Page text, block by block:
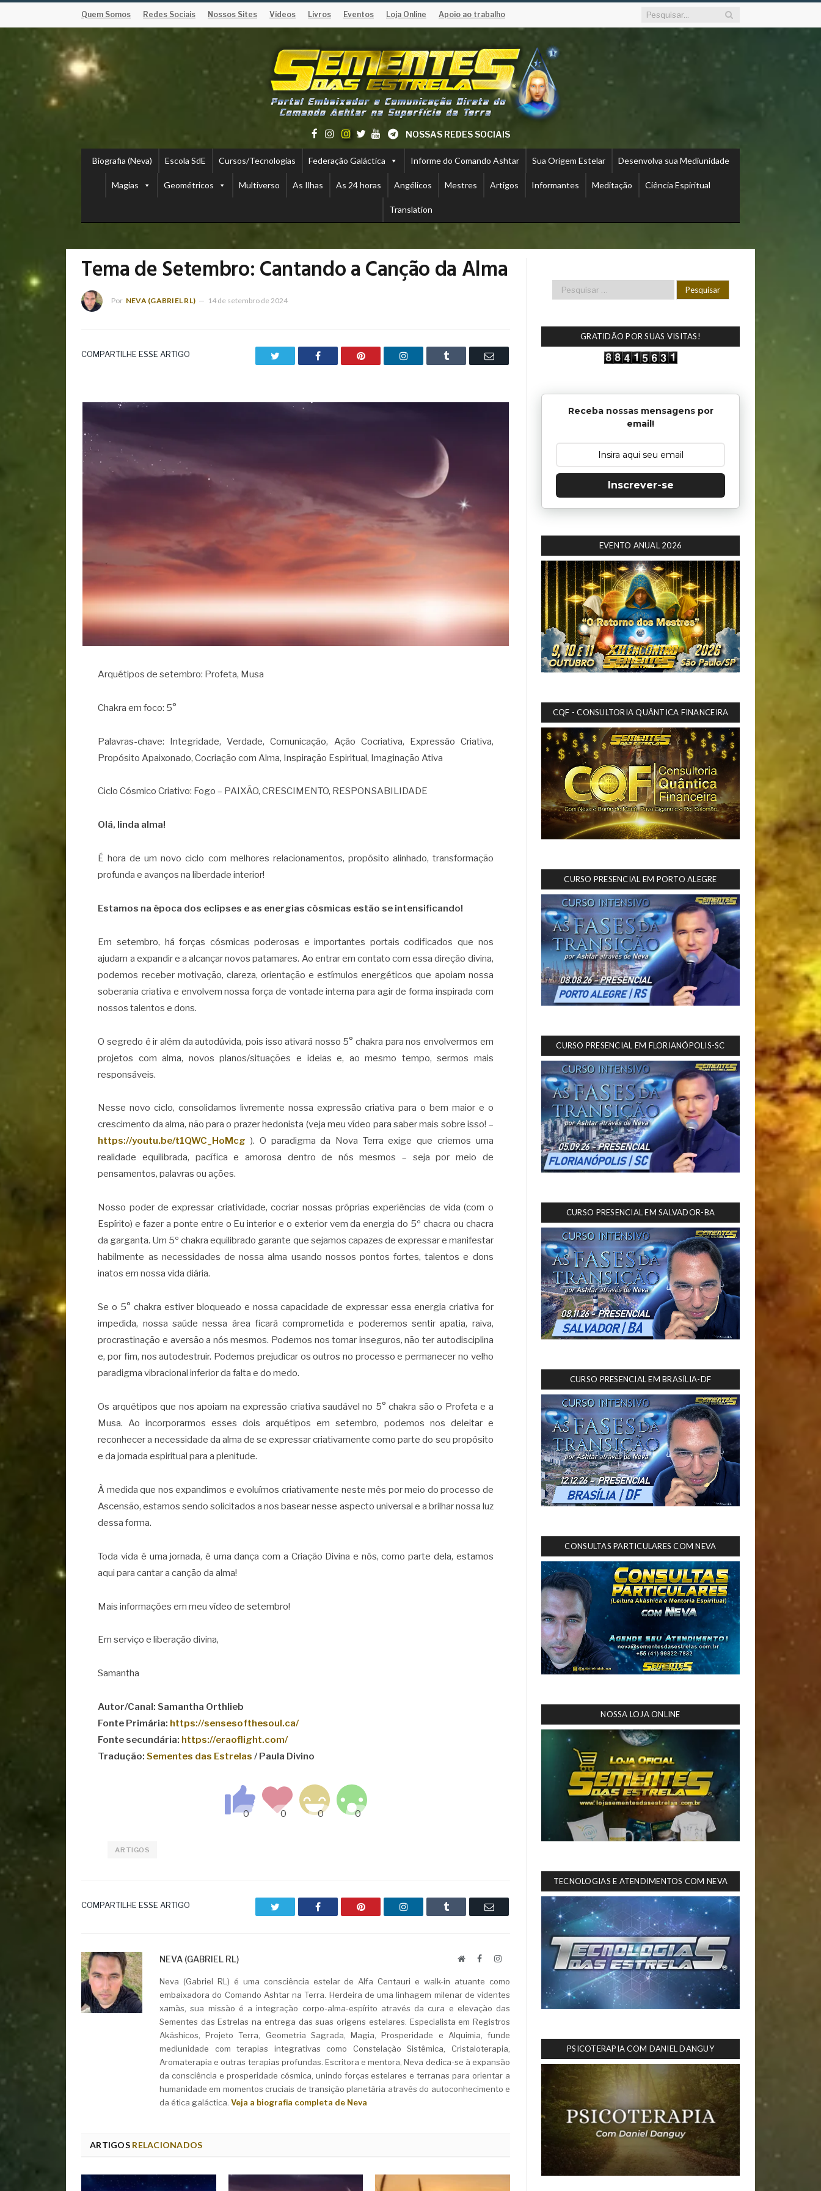
Quem Somos Redes Sociais Nossos Sites Vídeos Livros Eventos Loja Online Apoio ao trabalho
NOSSAS REDES SOCIAIS
Biografia (Neva) Escola SdE Cursos/Tecnologias Federação Galáctica Informe do Comando Ashtar Sua Origem Estelar Desenvolva sua Mediunidade
Magias Geométricos Multiverso As Ilhas As 24 horas Angélicos Mestres Artigos Informantes Meditação Ciência Espiritual
Translation
Tema de Setembro: Cantando a Canção da Alma
Por NEVA (GABRIEL RL) 14 de setembro de 2024
COMPARTILHE ESSE ARTIGO Facebook Pinterest LinkedIn Tumblr Email
Arquétipos de setembro: Profeta, Musa
Chakra em foco: 5°
Palavras-chave: Integridade, Verdade, Comunicação, Ação Cocriativa, Expressão Criativa,
Propósito Apaixonado, Cocriação com Alma, Inspiração Espiritual, Imaginação Ativa
Ciclo Cósmico Criativo: Fogo – PAIXÃO, CRESCIMENTO, RESPONSABILIDADE
Olá, linda alma!
É hora de um novo ciclo com melhores relacionamentos, propósito alinhado, transformação
profunda e avanços na liberdade interior!
Estamos na época dos eclipses e as energias cósmicas estão se intensificando!
Em setembro, há forças cósmicas poderosas e importantes portais codificados que nos
ajudam a expandir e a alcançar novos patamares. Ao entrar em contato com essa direção divina,
podemos receber motivação, clareza, orientação e estímulos energéticos que apoiam nossa
soberania criativa e envolvem nossa força de vontade interna para agir de forma inspirada com
nossos talentos e dons.
O segredo é ir além da autodúvida, pois isso ativará nosso 5° chakra para nos envolvermos em
projetos com alma, novos planos/situações e ideias e, ao mesmo tempo, sermos mais
responsáveis.
Nesse novo ciclo, consolidamos livremente nossa expressão criativa para o bem maior e o
crescimento da alma, não para o prazer hedonista (veja meu vídeo para saber mais sobre isso! –
https://youtu.be/t1QWC_HoMcg ). O paradigma da Nova Terra exige que criemos uma
realidade equilibrada, pacífica e amorosa dentro de nós mesmos – seja por meio de
pensamentos, palavras ou ações.
Nosso poder de expressar criatividade, cocriar nossas próprias experiências de vida (com o
Espírito) e fazer a ponte entre o Eu interior e o exterior vem da energia do 5º chacra ou chacra
da garganta. Um 5º chakra equilibrado garante que sejamos capazes de expressar e manifestar
habilmente as necessidades de nossa alma usando nossos pontos fortes, talentos e dons
inatos em nossa vida diária.
Se o 5° chakra estiver bloqueado e nossa capacidade de expressar essa energia criativa for
impedida, nossa saúde nessa área ficará comprometida e poderemos sentir apatia, raiva,
procrastinação e aversão a nós mesmos. Podemos nos tornar inseguros, não ter autodisciplina
e, por fim, nos autodestruir. Podemos prejudicar os outros no processo e permanecer no velho
paradigma vibracional inferior da falta e do medo.
Os arquétipos que nos apoiam na expressão criativa saudável no 5° chakra são o Profeta e a
Musa. Ao incorporarmos esses dois arquétipos em setembro, podemos nos deleitar e
reconhecer a necessidade da alma de se expressar criativamente como parte do seu propósito
e da jornada espiritual para a plenitude.
À medida que nos expandimos e evoluímos criativamente neste mês por meio do processo de
Ascensão, estamos sendo solicitados a nos basear nesse aspecto universal e a brilhar nossa luz
dessa forma.
Toda vida é uma jornada, é uma dança com a Criação Divina e nós, como parte dela, estamos
aqui para cantar a canção da alma!
Mais informações em meu vídeo de setembro!
Em serviço e liberação divina,
Samantha
Autor/Canal: Samantha Orthlieb
Fonte Primária: https://sensesofthesoul.ca/
Fonte secundária: https://eraoflight.com/
Tradução:Sementes das Estrelas / Paula Divino
ARTIGOS
COMPARTILHE ESSE ARTIGO Facebook Pinterest LinkedIn Tumblr Email
NEVA (GABRIEL RL) WebsiteFacebookLinkedIn
Neva (Gabriel RL) é uma consciência estelar de Alfa Centauri e walk-in atuante como
embaixadora do Comando Ashtar na Terra. Herdeira de uma linhagem milenar de videntes
xamãs, sua missão é a integração corpo-alma-espírito através da cura e elevação das
Sementes das Estrelas na entrega das suas origens estelares. Especialista em Registros
Akáshicos, Projeto Terra, Geometria Sagrada, Magia, Prosperidade e Alquimia, funde
mediunidade com terapias integrativas como Constelação Sistêmica, Cristaloterapia,
Aromaterapia e outras terapias profundas. Escritora e mentora, Neva dedica-se à expansão
da consciência e prosperidade cósmica, unindo forças estelares e terranas para orientar a
humanidade em momentos cruciais de transição planetária através do autoconhecimento e
da ética galáctica. Veja a biografia completa de Neva
ARTIGOSRELACIONADOS
GRATIDÃO POR SUAS VISITAS!
Receba nossas mensagens por
email!
Inscrever-se
EVENTO ANUAL 2026
CQF - CONSULTORIA QUÂNTICA FINANCEIRA
CURSO PRESENCIAL EM PORTO ALEGRE
CURSO PRESENCIAL EM FLORIANÓPOLIS-SC
CURSO PRESENCIAL EM SALVADOR-BA
CURSO PRESENCIAL EM BRASÍLIA-DF
CONSULTAS PARTICULARES COM NEVA
NOSSA LOJA ONLINE
TECNOLOGIAS E ATENDIMENTOS COM NEVA
PSICOTERAPIA COM DANIEL DANGUY